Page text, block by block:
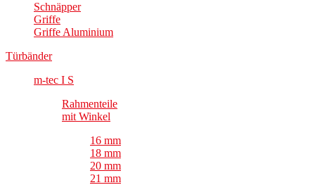
Schnäpper
Griffe
Griffe Aluminium
Türbänder
m-tec I S
Rahmenteile
mit Winkel
16 mm
18 mm
20 mm
21 mm